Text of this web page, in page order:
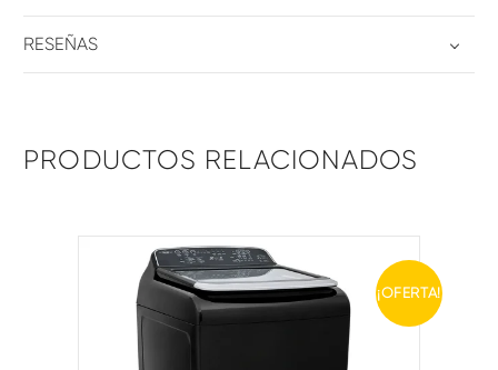
RESEÑAS
PRODUCTOS RELACIONADOS
¡OFERTA!